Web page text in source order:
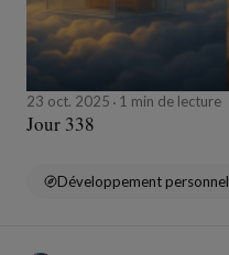
23 oct. 2025 1 min de lecture
Jour 338
Développement personnel